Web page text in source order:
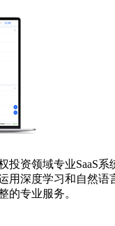
资领域专业SaaS
用深度学习和自然
的专业服务。